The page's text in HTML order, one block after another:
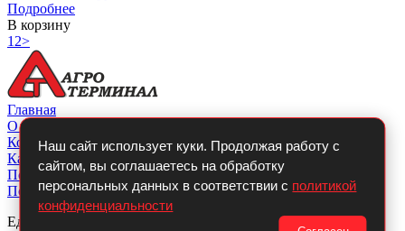
Подробнее
В корзину
1 2>
Наш сайт использует куки. Продолжая работу с
сайтом, вы соглашаетесь на обработку
персональных данных в соответствии с политикой
конфиденциальности
Главная
О компании
Контакты
Каталог
Покупателю
Политикой конфиденциальности
Единый телефон: